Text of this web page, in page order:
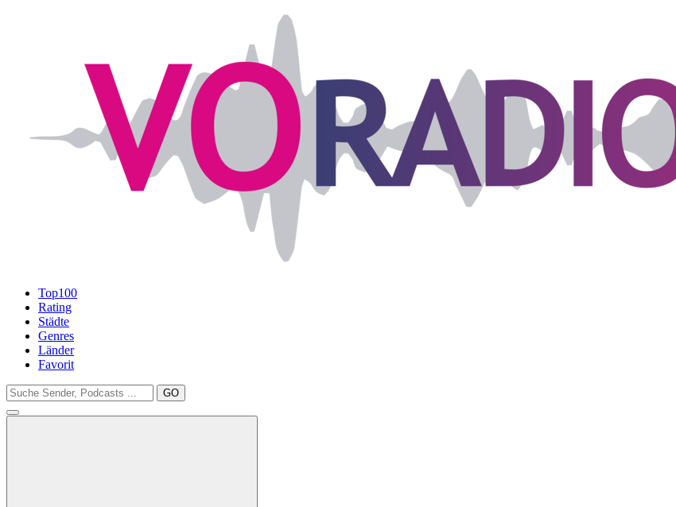
Top100
Rating
Städte
Genres
Länder
Favorit
GO